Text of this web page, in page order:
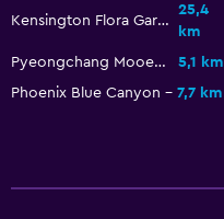
Kensington Flora Garden
25,4
km
Pyeongchang Mooee Arts Center 5,1 km
Phoenix Blue Canyon
7,7 km